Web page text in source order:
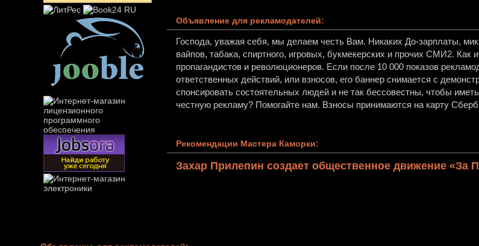
Объявление для рекламодателей:
Господа, уважая себя, мы делаем честь Вам. Никаких До-зарплаты,
вайпов, табака, спиртного, игровых, букмекерских и прочих СМИ2. Как
пропагандистов и революционеров. Если после 10 000 показов
ответственных действий, или взносов, его баннер снимается с
спонсировать состоятельных людей и не так бессовестны, чтобы
честную рекламу? Помогайте нам. Взносы принимаются на карту
Рекомендации Мастера Каморки:
Захар Прилепин создает общественное движение «За